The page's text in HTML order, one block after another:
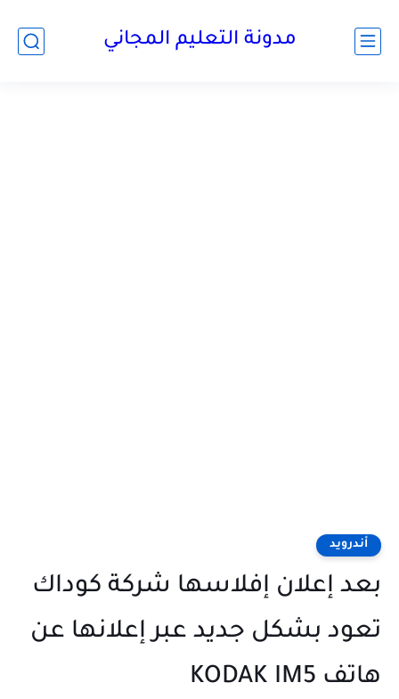
مدونة التعليم المجاني
أندرويد
بعد إعلان إفلاسها شركة كوداك
تعود بشكل جديد عبر إعلانها عن
هاتف KODAK IM5